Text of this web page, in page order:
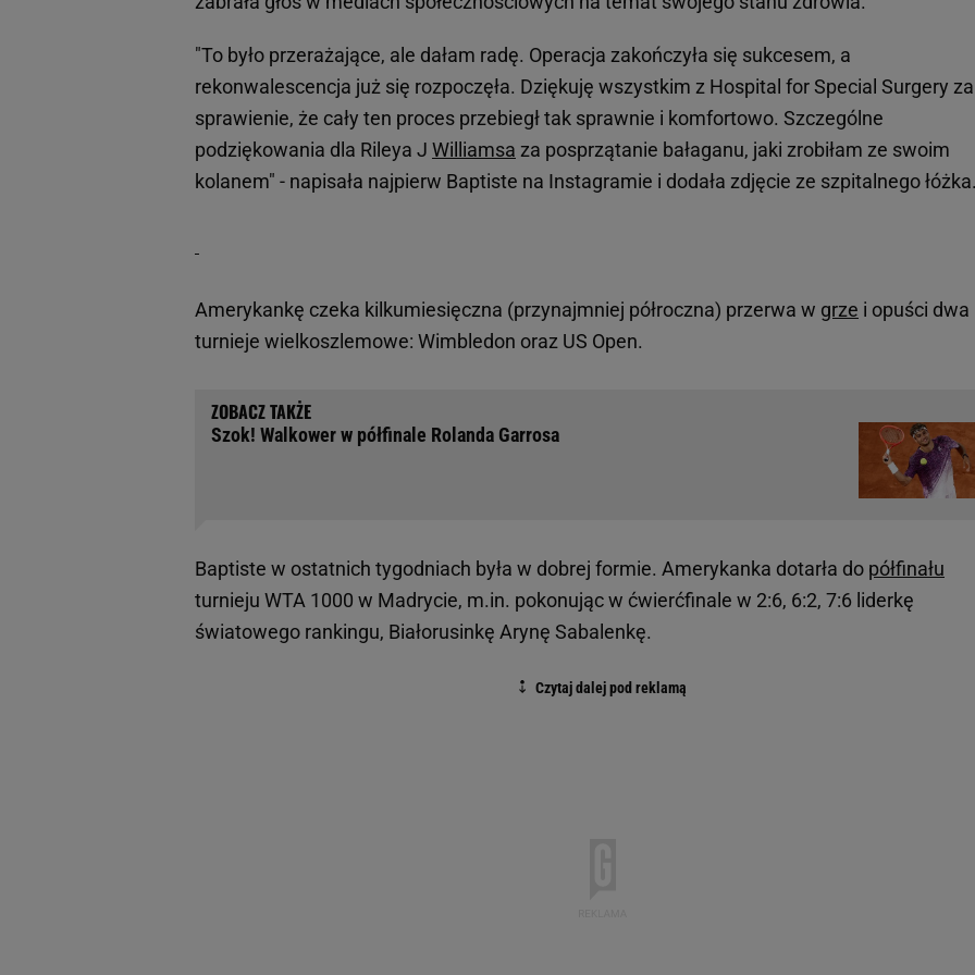
"To było przerażające, ale dałam radę. Operacja zakończyła się sukcesem, a
rekonwalescencja już się rozpoczęła. Dziękuję wszystkim z Hospital for Special Surgery za
sprawienie, że cały ten proces przebiegł tak sprawnie i komfortowo. Szczególne
podziękowania dla Rileya J Williamsa za posprzątanie bałaganu, jaki zrobiłam ze swoim
kolanem" - napisała najpierw Baptiste na Instagramie i dodała zdjęcie ze szpitalnego
Amerykankę czeka kilkumiesięczna (przynajmniej półroczna) przerwa w grze i opuści dwa
turnieje wielkoszlemowe: Wimbledon oraz US Open.
Szok! Walkower w półfinale Rolanda Garrosa
Baptiste w ostatnich tygodniach była w dobrej formie. Amerykanka dotarła do półfinału
turnieju WTA 1000 w Madrycie, m.in. pokonując w ćwierćfinale w 2:6, 6:2, 7:6 liderkę
światowego rankingu, Białorusinkę Arynę Sabalenkę.